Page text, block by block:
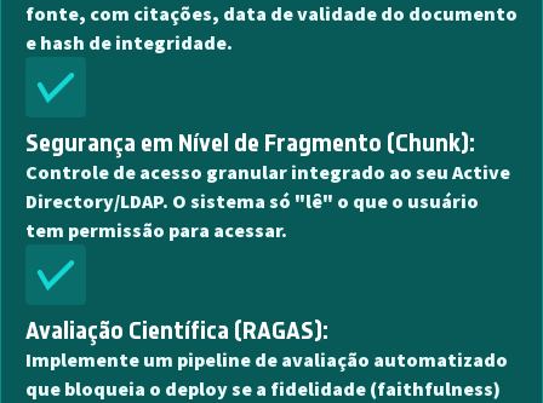
fonte, com citações, data de validade do documento
e hash de integridade.
Segurança em Nível de Fragmento (Chunk):
Controle de acesso granular integrado ao seu Active
Directory/LDAP. O sistema só "lê" o que o usuário
tem permissão para acessar.
Avaliação Científica (RAGAS):
Implemente um pipeline de avaliação automatizado
que bloqueia o deploy se a fidelidade (faithfulness)